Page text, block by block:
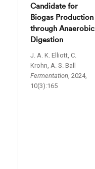
Candidate for
Biogas Production
through Anaerobic
Digestion
J. A. K. Elliott, C.
Krohn, A. S. Ball
Fermentation , 2024,
10(3):165